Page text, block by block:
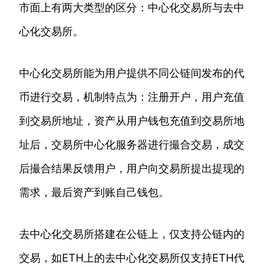
市面上有两大类型的区分：中心化交易所与去中
心化交易所。
中心化交易所能为用户提供不同公链间发布的代
币进行交易，机制特点为：注册开户，用户充值
到交易所地址，资产从用户钱包充值到交易所地
址后，交易所中心化服务器进行撮合交易，成交
后撮合结果反馈用户，用户向交易所提出提现的
需求，最后资产到账自己钱包。
去中心化交易所搭建在公链上，仅支持公链内的
交易，如ETH上的去中心化交易所仅支持ETH代